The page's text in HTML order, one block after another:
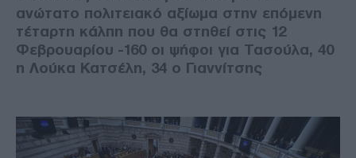
ανώτατο πολιτειακό αξίωμα στην επόμενη
τέταρτη κάλπη που θα στηθεί στις 12
Φεβρουαρίου -160 οι ψήφοι για Τασούλα, 40
η Λούκα Κατσέλη, 34 ο Γιαννίτσης